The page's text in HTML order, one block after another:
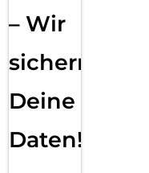
– Wir
sichern
Deine
Daten!